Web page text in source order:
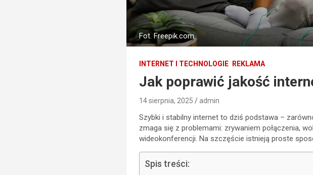
Fot. Freepik.com
INTERNET I TECHNOLOGIE REKLAMA
Jak poprawić jakość
14 sierpnia, 2025 admin
Szybki i stabilny internet to dziś podstawa –
zmaga się z problemami: zrywaniem połączenia,
wideokonferencji. Na szczęście istnieją proste
Spis treści: